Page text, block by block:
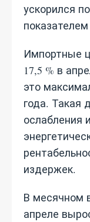
ускорился
показателем
Импортные
17,5 % в
это
года. Такая
ослабления
издержек.
В месячном
апреле